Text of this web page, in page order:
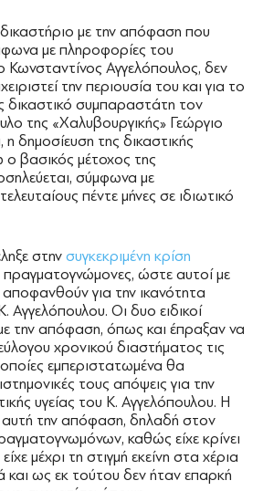
με την απόφαση που
με πληροφορίες του
Αγγελόπουλος, δεν
την περιουσία του και για το
δικαστικό συμπαραστάτη τον
της «Χαλυβουργικής» Γεώργιο
δημοσίευση της δικαστικής
ο βασικός μέτοχος της
σύμφωνα με
πέντε μήνες σε ιδιωτικό
στην συγκεκριμένη κρίση
πραγματογνώμονες, ώστε αυτοί με
αποφανθούν για την ικανότητα
Αγγελόπουλου. Οι δυο ειδικοί
την απόφαση, όπως και έπραξαν να
χρονικού διαστήματος τις
εμπεριστατωμένα θα
τους απόψεις για την
υγείας του Κ. Αγγελόπουλου. Η
την απόφαση, δηλαδή στον
καθώς είχε κρίνει
μέχρι τη στιγμή εκείνη στα χέρια
και ως εκ τούτου δεν ήταν επαρκή